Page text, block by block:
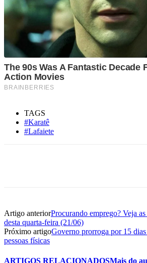
TAGS
#Karatê
#Lafaiete
Artigo anteriorProcurando emprego? Veja
desta quarta-feira (21/06)
Próximo artigoGoverno prorroga por 15 dias
pessoas físicas
ARTIGOS RELACIONADOSMais do